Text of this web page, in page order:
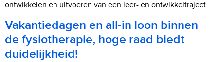
ontwikkelen en uitvoeren van een leer- en ontwikkeltraject.
Vakantiedagen en all-in loon binnen
de fysiotherapie, hoge raad biedt
duidelijkheid!